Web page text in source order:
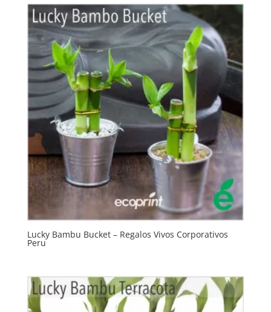
Lucky Bambu Bucket – Regalos Vivos Corporativos
Peru